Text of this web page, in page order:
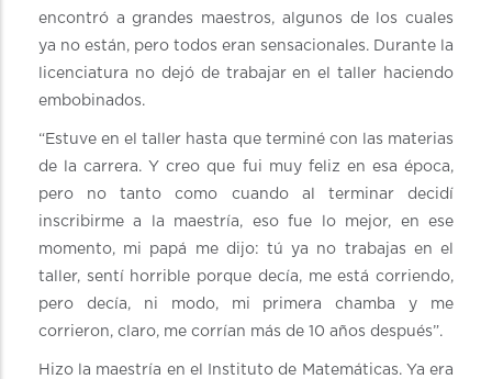
encontró a grandes maestros, algunos de los cuales
ya no están, pero todos eran sensacionales. Durante la
licenciatura no dejó de trabajar en el taller haciendo
embobinados.
“Estuve en el taller hasta que terminé con las materias
de la carrera. Y creo que fui muy feliz en esa época,
pero no tanto como cuando al terminar decidí
inscribirme a la maestría, eso fue lo mejor, en ese
momento, mi papá me dijo: tú ya no trabajas en el
taller, sentí horrible porque decía, me está corriendo,
pero decía, ni modo, mi primera chamba y me
corrieron, claro, me corrían más de 10 años después”.
Hizo la maestría en el Instituto de Matemáticas. Ya era